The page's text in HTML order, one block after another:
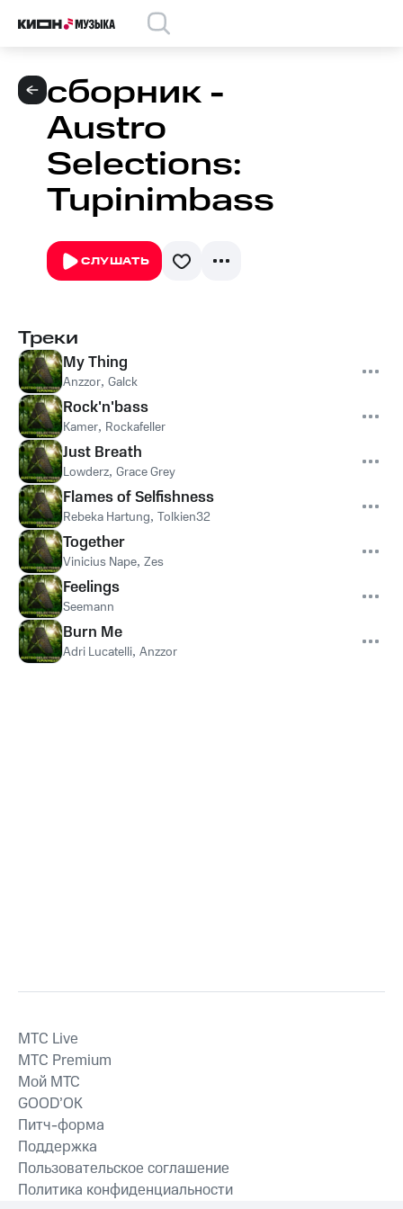
сборник -
Austro
Selections:
Tupinimbass
СЛУШАТЬ
Треки
My Thing
Anzzor, Galck
Rock'n'bass
Kamer, Rockafeller
Just Breath
Lowderz, Grace Grey
Flames of Selfishness
Rebeka Hartung, Tolkien32
Together
Vinicius Nape, Zes
Feelings
Seemann
Burn Me
Adri Lucatelli, Anzzor
MTС Live
MTС Premium
Мой МТС
GOOD’OK
Питч-форма
Поддержка
Пользовательское соглашение
Политика конфиденциальности